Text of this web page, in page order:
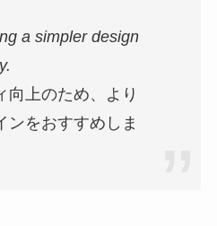
a simpler design
向上のため、より
ンをおすすめしま